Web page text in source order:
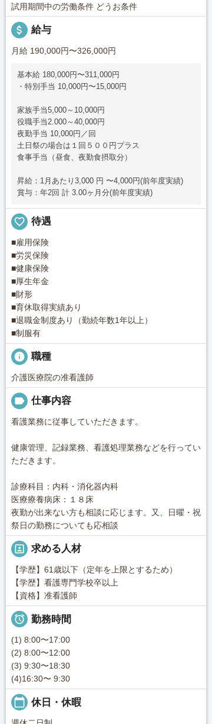
試用期間中の労働条件 どうお条件
attach_money 給与
月給 190,000円〜326,000円
基本給 180,000円〜311,000円
・特別手当 10,000円〜15,000円
家族手当5,000～10,000円
役職手当2.000～40,000円
夜勤手当 10,000円／回
土日祭の場合は１回５００円プラス
食事手当（昼食、夜勤食摂取分）
昇給：1月あたり3,000 円 〜4,000円(前年度実績)
賞与：年2回 計 3.00ヶ月分(前年度実績)
favorite_border 待遇
■雇用保険
■労災保険
■健康保険
■厚生年金
■財形
■育休取得実績あり
■退職金制度あり（勤続年数1年以上）
■制服有
info 職種
介護医療院の准看護師
label 仕事内容
看護業務に従事していただきます。
健康管理、記録業務、看護処理業務などを行ってい
ただきます。
診療科目：内科・消化器内科
医療療養病床：１８床
夜勤が出来ない方も相談に応じます。又、日曜・祝
祭日の勤務についても応相談
portrait 求める人材
【学歴】61歳以下（定年を上限とするため）
【学歴】看護専門学校卒以上
【資格】准看護師
 勤務時間
(1) 8:00〜17:00
(2) 8:00〜12:00
(3) 9:30〜18:30
(4)16:30〜 9:30
calendar_today 休日・休暇